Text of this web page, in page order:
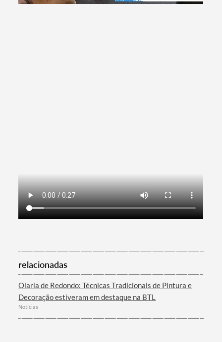
relacionadas
Olaria de Redondo: Técnicas Tradicionais de Pintura e
Decoração estiveram em destaque na BTL
Notícias